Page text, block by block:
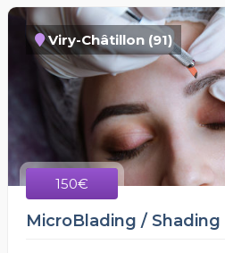
Viry-Châtillon (91)
150€
MicroBlading / Shading